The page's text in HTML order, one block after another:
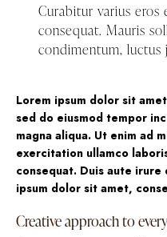
Curabitur varius eros
consequat. Mauris
condimentum, luctus
Lorem ipsum dolor sit
sed do eiusmod tempor
magna aliqua. Ut enim ad
exercitation ullamco
consequat. Duis aute
ipsum dolor sit amet,
Creative approach to